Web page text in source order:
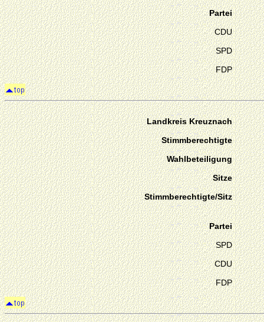
Partei
CDU
SPD
FDP
Landkreis Kreuznach
Stimmberechtigte
Wahlbeteiligung
Sitze
Stimmberechtigte/Sitz
Partei
SPD
CDU
FDP